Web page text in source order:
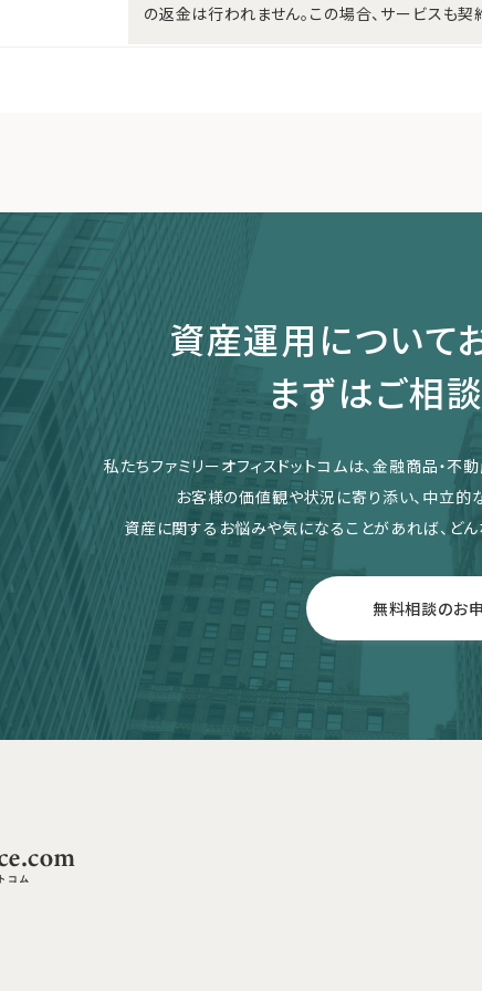
の返金は行われません。この場合、サービスも契
資産運用について
まずはご相談
私たちファミリーオフィスドットコムは、金融商品・不
お客様の価値観や状況に寄り添い、中立的
資産に関するお悩みや気になることがあれば、ど
無料相談のお